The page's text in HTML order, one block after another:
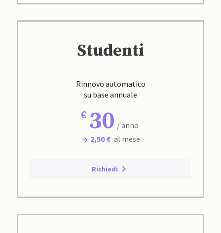
Studenti
Rinnovo automatico
su base annuale
30 / anno
2,50 € al mese
Richiedi